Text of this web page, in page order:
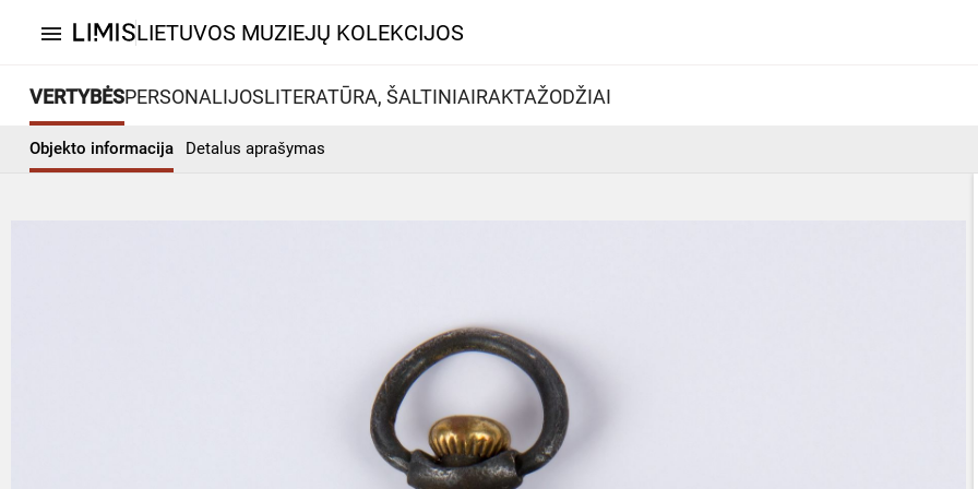
menu LIETUVOS MUZIEJŲ KOLEKCIJOS
VERTYBĖSPERSONALIJOSLITERATŪRA, ŠALTINIAIRAKTAŽODŽIAI
Objekto informacija Detalus aprašymas